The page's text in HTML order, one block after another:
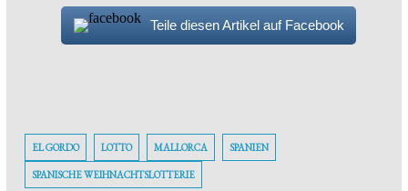
Teile diesen Artikel auf Facebook
EL GORDO LOTTO MALLORCA SPANIEN
SPANISCHE WEIHNACHTSLOTTERIE